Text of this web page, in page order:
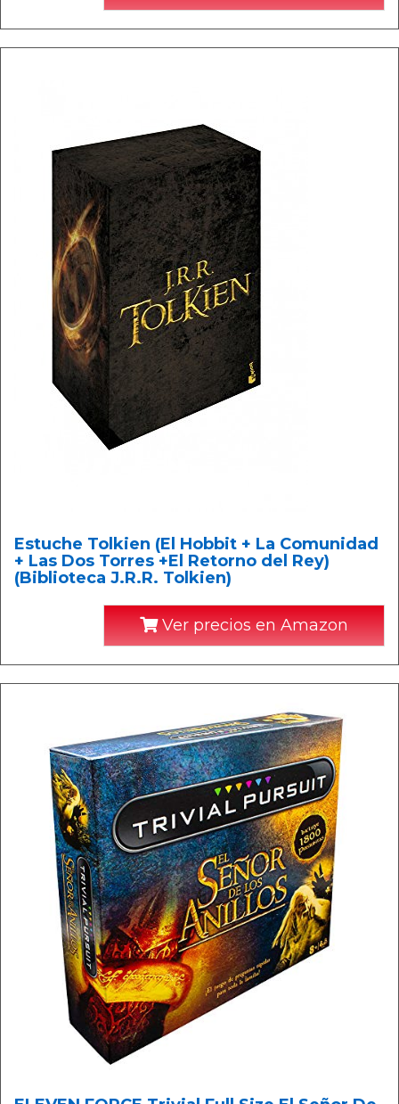
Estuche Tolkien (El Hobbit + La Comunidad
+ Las Dos Torres +El Retorno del Rey)
(Biblioteca J.R.R. Tolkien)
Ver precios en Amazon